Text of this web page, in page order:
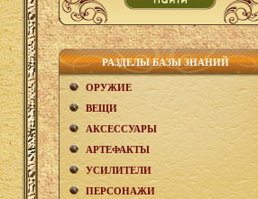
РАЗДЕЛЫ БАЗЫ ЗНАНИЙ
ОРУЖИЕ
ВЕЩИ
АКCЕСCУАРЫ
АРТЕФАКТЫ
УСИЛИТЕЛИ
ПЕРСОНАЖИ